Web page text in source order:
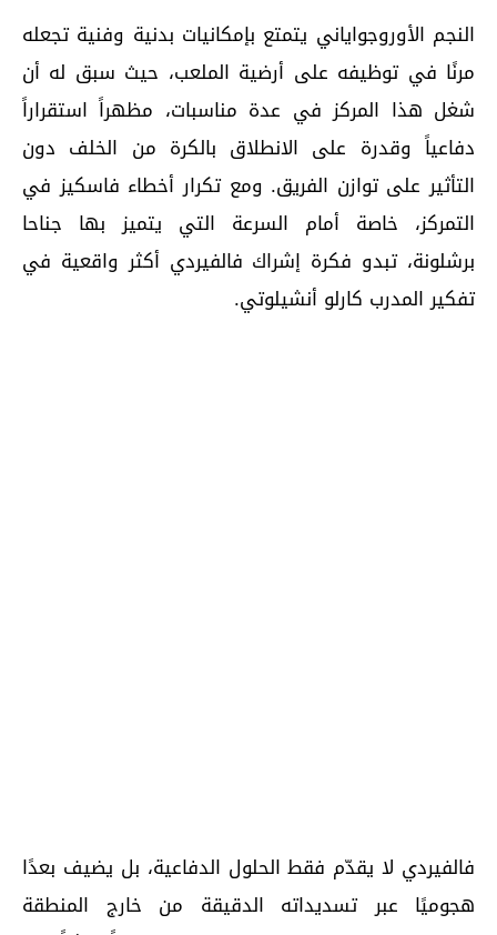
النجم الأوروجواياني يتمتع بإمكانيات بدنية وفنية تجعله
مرنًا في توظيفه على أرضية الملعب، حيث سبق له أن
شغل هذا المركز في عدة مناسبات، مظهراً استقراراً
دفاعياً وقدرة على الانطلاق بالكرة من الخلف دون
التأثير على توازن الفريق. ومع تكرار أخطاء فاسكيز في
التمركز، خاصة أمام السرعة التي يتميز بها جناحا
برشلونة، تبدو فكرة إشراك فالفيردي أكثر واقعية في
تفكير المدرب كارلو أنشيلوتي.
فالفيردي لا يقدّم فقط الحلول الدفاعية، بل يضيف بعدًا
هجوميًا عبر تسديداته الدقيقة من خارج المنطقة